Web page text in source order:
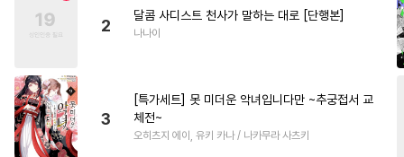
2
달콤 사디스트 천사가 말하는 대로 [단행본]
나나이
3
[특가세트] 못 미더운 악녀입니다만 ~추궁접서 교
체전~
오히츠지 에이, 유키 카나 / 나카무라 사츠키